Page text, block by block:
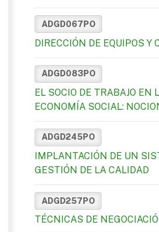
ADGD067PO
DIRECCIÓN DE EQUIPOS Y
ADGD083PO
EL SOCIO DE TRABAJO EN
ECONOMÍA SOCIAL:
ADGD245PO
IMPLANTACIÓN DE UN
GESTIÓN DE LA CALIDAD
ADGD257PO
TÉCNICAS DE